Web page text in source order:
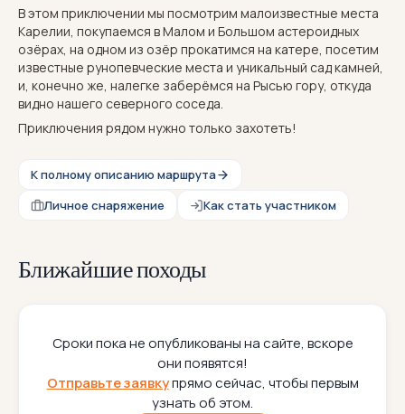
В этом приключении мы посмотрим малоизвестные места
Карелии, покупаемся в Малом и Большом астероидных
озёрах, на одном из озёр прокатимся на катере, посетим
известные рунопевческие места и уникальный сад камней,
и, конечно же, налегке заберёмся на Рысью гору, откуда
видно нашего северного соседа.
Приключения рядом нужно только захотеть!
Личное снаряжение Как стать участником
К полному описанию маршрута
Ближайшие походы
Сроки пока не опубликованы на сайте, вскоре
они появятся!
Отправьте заявкупрямо сейчас, чтобы первым
узнать об этом.